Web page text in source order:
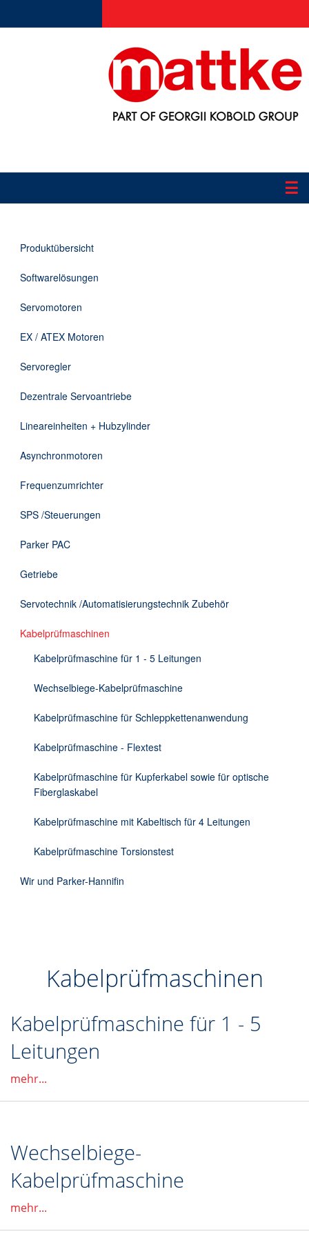
☰
Applikationen
Informationen
Downloads
Kontakt
Produktübersicht
Softwarelösungen
Servomotoren
EX / ATEX Motoren
Servoregler
Dezentrale Servoantriebe
Lineareinheiten + Hubzylinder
Asynchronmotoren
Frequenzumrichter
SPS /Steuerungen
Parker PAC
Getriebe
Servotechnik /Automatisierungstechnik Zubehör
Kabelprüfmaschinen
Kabelprüfmaschine für 1 - 5 Leitungen
Wechselbiege-Kabelprüfmaschine
Kabelprüfmaschine für Schleppkettenanwendung
Kabelprüfmaschine - Flextest
Kabelprüfmaschine für Kupferkabel sowie für optische
Fiberglaskabel
Kabelprüfmaschine mit Kabeltisch für 4 Leitungen
Kabelprüfmaschine Torsionstest
Wir und Parker-Hannifin
Kabelprüfmaschinen
Kabelprüfmaschine für 1 - 5
Leitungen
mehr...
Wechselbiege-
Kabelprüfmaschine
mehr...